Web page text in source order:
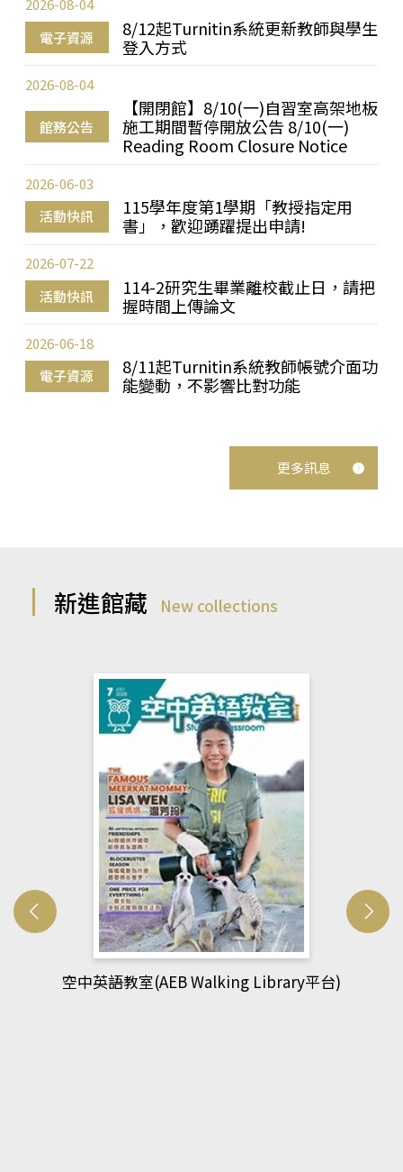
電子資源
8/12起Turnitin系統更新教師與學生
登入方式
2026-08-04
館務公告
【開閉館】8/10(一)自習室高架地板
施工期間暫停開放公告 8/10(一)
Reading Room Closure Notice
2026-08-04
活動快訊
115學年度第1學期「教授指定用
書」，歡迎踴躍提出申請!
2026-06-03
活動快訊
114-2研究生畢業離校截止日，請把
握時間上傳論文
2026-07-22
電子資源
8/11起Turnitin系統教師帳號介面功
能變動，不影響比對功能
2026-06-18
更多訊息
新進館藏 New collections
網管人(kono平台)